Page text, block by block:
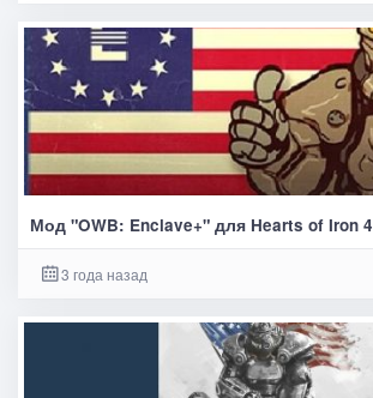
Мод "OWB: Enclave+" для Hearts of Iron 4
3 года назад